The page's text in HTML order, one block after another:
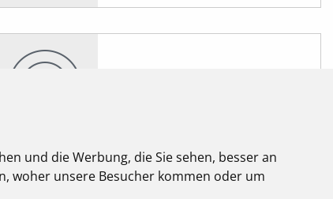
und die Werbung, die Sie sehen, besser an
woher unsere Besucher kommen oder um
elektroforum